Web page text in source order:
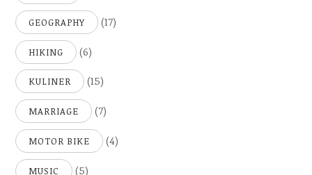
GEOGRAPHY (17)
HIKING (6)
KULINER (15)
MARRIAGE (7)
MOTOR BIKE (4)
MUSIC (5)